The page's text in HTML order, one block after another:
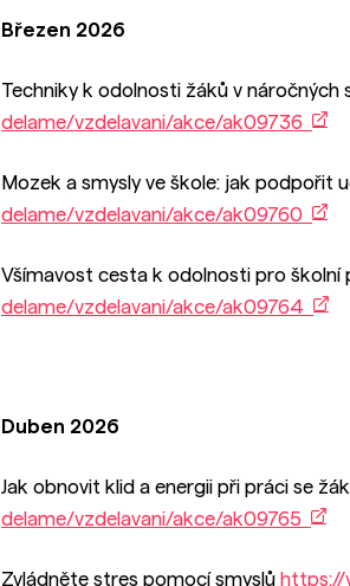
Březen 2026
Techniky k odolnosti žáků v náročných
delame/vzdelavani/akce/ak09736
Mozek a smysly ve škole: jak podpořit
delame/vzdelavani/akce/ak09760
Všímavost cesta k odolnosti pro školní
delame/vzdelavani/akce/ak09764
Duben 2026
Jak obnovit klid a energii při práci se
delame/vzdelavani/akce/ak09765
Zvládněte stres pomocí smyslů https://